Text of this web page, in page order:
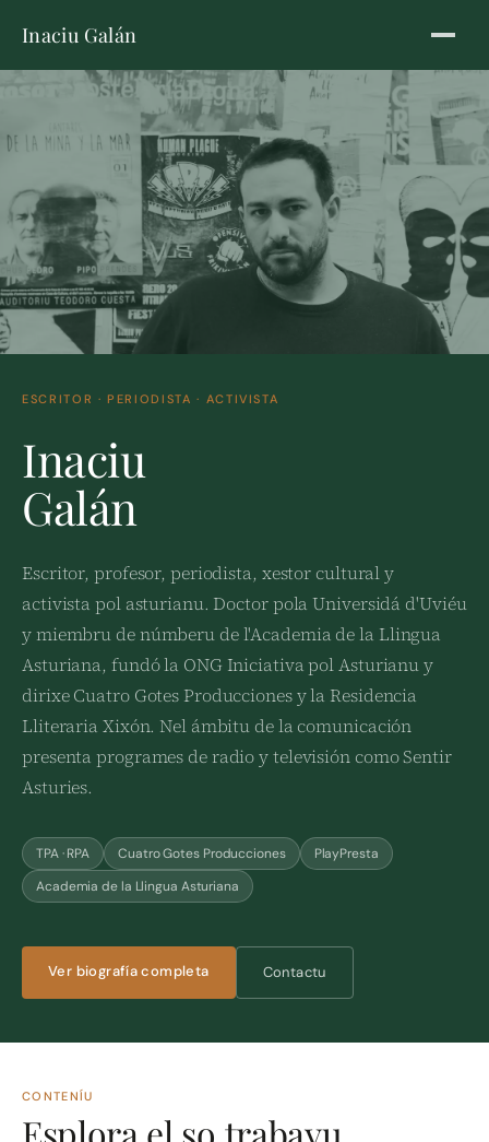
Inaciu Galán
ESCRITOR · PERIODISTA · ACTIVISTA
Inaciu
Galán
Escritor, profesor, periodista, xestor cultural y
activista pol asturianu. Doctor pola Universidá d'Uviéu
y miembru de númberu de l'Academia de la Llingua
Asturiana, fundó la ONG Iniciativa pol Asturianu y
dirixe Cuatro Gotes Producciones y la Residencia
Lliteraria Xixón. Nel ámbitu de la comunicación
presenta programes de radio y televisión como Sentir
Asturies.
TPA · RPA Cuatro Gotes Producciones
PlayPresta
Academia de la Llingua Asturiana
Ver biografía completa Contactu
CONTENÍU